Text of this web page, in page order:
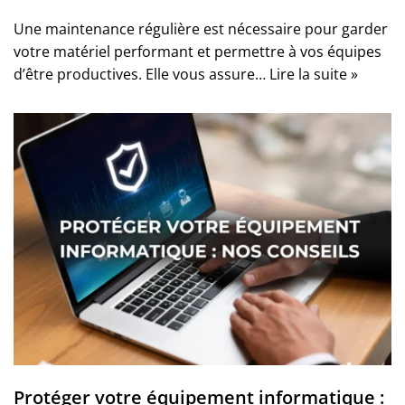
Une maintenance régulière est nécessaire pour garder
votre matériel performant et permettre à vos équipes
d’être productives. Elle vous assure… Lire la suite »
Protéger votre équipement informatique :